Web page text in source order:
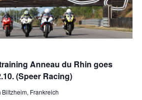
Anneau du Rhin goes
(Speer Racing)
Biltzheim, Frankreich